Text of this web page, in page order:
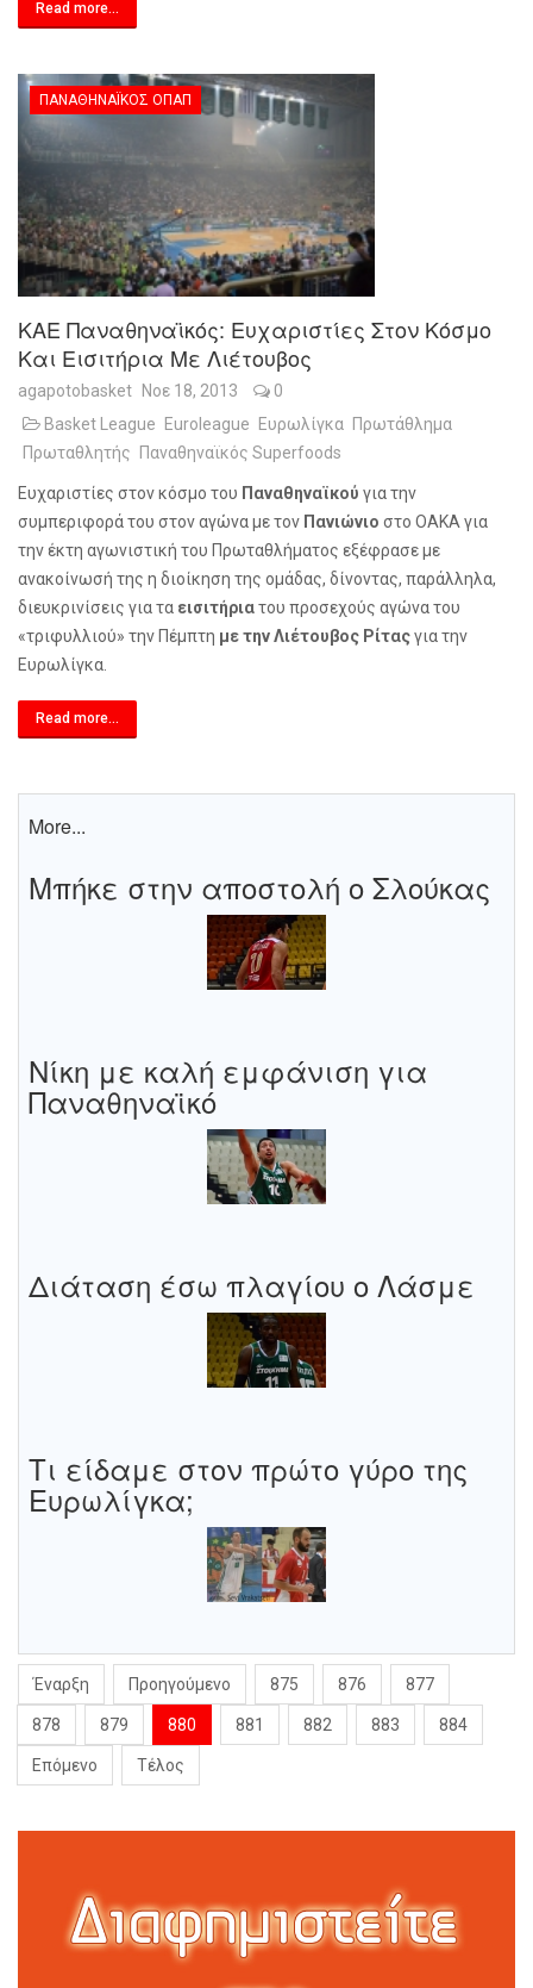
Read more...
ΠΑΝΑΘΗΝΑΪΚΌΣ ΟΠΑΠ
ΚΑΕ Παναθηναϊκός: Ευχαριστίες Στον Κόσμο
Και Εισιτήρια Με Λιέτουβος
agapotobasket Νοε 18, 2013
0
Basket League
Euroleague Ευρωλίγκα
Πρωτάθλημα
Πρωταθλητής
Παναθηναϊκός Superfoods
Ευχαριστίες στον κόσμο του Παναθηναϊκού για την
συμπεριφορά του στον αγώνα με τον Πανιώνιο στο ΟΑΚΑ για
την έκτη αγωνιστική του Πρωταθλήματος εξέφρασε με
ανακοίνωσή της η διοίκηση της ομάδας, δίνοντας, παράλληλα,
διευκρινίσεις για τα εισιτήριατου προσεχούς αγώνα του
«τριφυλλιού» την Πέμπτη με την Λιέτουβος Ρίταςγια την
Ευρωλίγκα.
Read more...
More...
Μπήκε στην αποστολή ο Σλούκας
Νίκη με καλή εμφάνιση για
Παναθηναϊκό
Διάταση έσω πλαγίου ο Λάσμε
Τι είδαμε στον πρώτο γύρο της
Ευρωλίγκα;
Έναρξη Προηγούμενο 875 876 877
878 879 880 881 882 883 884
Επόμενο Τέλος